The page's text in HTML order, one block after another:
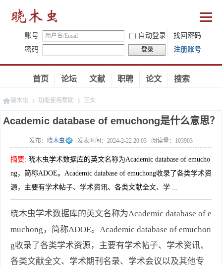
账号 自动登录
找回密码
密码
登录 注册账号
首页 论坛 文献 职聘 论文 搜索
晓木虫
»
功能使用帮助 正文
Academic database of emuchong是什么意思？
发布： 晓木虫 发表时间： 2024-2-22 20:03 阅读量： 103903
摘要: 晓木虫学术数据库的英文名称为Academic database of emucho
ng，简称ADOE。Academic database of emuchong收录了各类学术资
源，主要有学术帖子、学术资讯、各类文献全文、学 ...
晓木虫学术数据库的英文名称为Academic database of e
muchong，简称ADOE。Academic database of emuchon
g收录了各类学术资源，主要有学术帖子、学术资讯、
各类文献全文、学术期刊名录、学术会议以及其他专